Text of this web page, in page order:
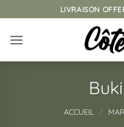
au
contenu
LIVRAISON
ACCUEIL /